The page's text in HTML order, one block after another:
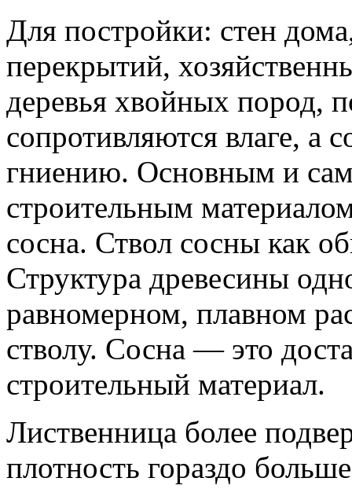
Для постройки: стен
перекрытий,
деревья хвойных пород,
сопротивляются влаге, а
гниению. Основным и
строительным
сосна. Ствол сосны как
Структура древесины
равномерном, плавном
стволу. Сосна — это
строительный материал.
Лиственница более
плотность гораздо